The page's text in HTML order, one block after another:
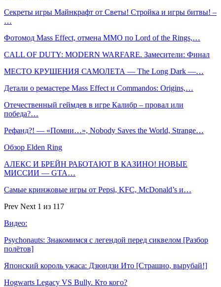
Секреты игры Майнкрафт от Светы! Стройка и игры битвы! –
…
Фотомод Mass Effect, отмена MMO по Lord of the Rings,…
CALL OF DUTY: MODERN WARFARE. Замесители: Финал
МЕСТО КРУШЕНИЯ САМОЛЕТА — The Long Dark —…
Детали о ремастере Mass Effect и Commandos: Origins,…
Отечественный геймдев в игре Калибр – провал или
победа?…
Рефанд?! — «Помни…», Nobody Saves the World, Strange…
Обзор Elden Ring
АЛЕКС И БРЕЙН РАБОТАЮТ В КАЗИНО! НОВЫЕ
МИССИИ — GTA…
Самые кринжовые игры от Pepsi, KFC, McDonald’s и…
Prev Next 1 из 117
Видео:
Psychonauts: Знакомимся с легендой перед сиквелом [Разбор
полётов]
Японский король ужаса: Дзюндзи Ито [Страшно, вырубай!]
Hogwarts Legacy VS Bully. Кто кого?